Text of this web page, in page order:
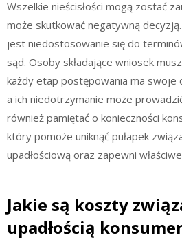
Wszelkie nieścisłości mogą zostać
może skutkować negatywną
jest niedostosowanie się do
sąd. Osoby składające wniosek
każdy etap postępowania ma swoje
a ich niedotrzymanie może
również pamiętać o konieczności
który pomoże uniknąć pułapek
upadłościową oraz zapewni
Jakie są koszty
upadłością